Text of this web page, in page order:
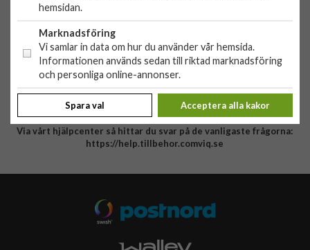
Outlet
Varumärken
Specialkategorier
Kundservice
90 dagars öppet köp
ÖVRIGT
Om cookies
Integritetspolicy
Via vårt hjälpcenter så hittar du svar på de vanligaste frågorna:
https://help.tillbehor.comviq.se
hemsidan.
Marknadsföring
Vi samlar in data om hur du använder vår hemsida.
Informationen används sedan till riktad marknadsföring
och personliga online-annonser.
Spara val Acceptera alla kakor